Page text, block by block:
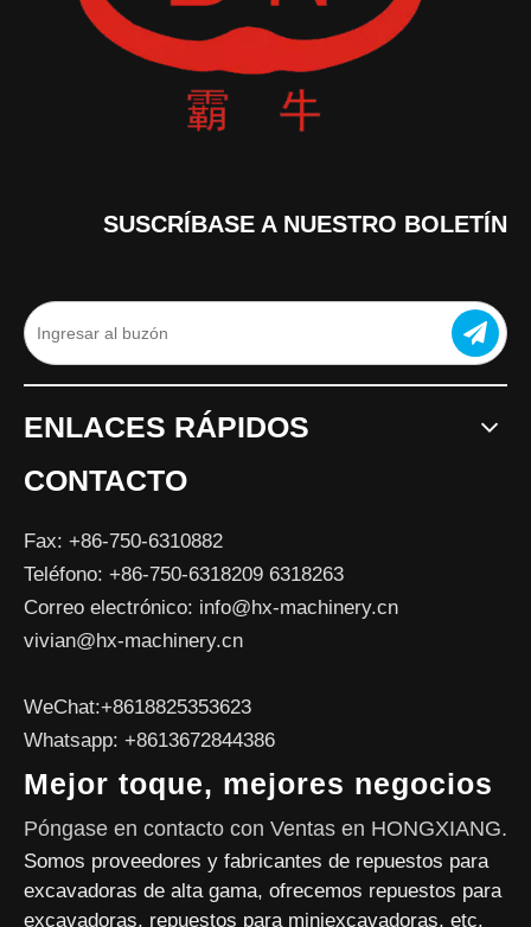
SUSCRÍBASE A NUESTRO BOLETÍN
ENLACES RÁPIDOS
CONTACTO
Fax: +86-750-6310882
Teléfono: +86-750-6318209 6318263
Correo electrónico: info@hx-machinery.cn
vivian@hx-machinery.cn
WeChat:+8618825353623
Whatsapp: +8613672844386
Mejor toque, mejores negocios
Póngase en contacto con Ventas en HONGXIANG.
Somos proveedores y fabricantes de repuestos para
excavadoras de alta gama, ofrecemos repuestos para
excavadoras, repuestos para miniexcavadoras, etc.